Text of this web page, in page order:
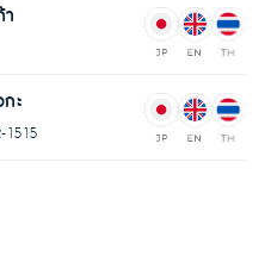
ะ
1515